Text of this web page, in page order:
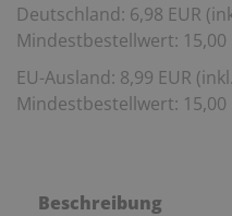
Deutschland: 6,98 EUR
Mindestbestellwert: 15,00
EU-Ausland: 8,99 EUR
Mindestbestellwert: 15,00
Beschreibung